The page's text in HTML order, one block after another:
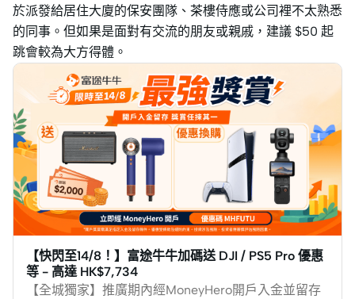
於派發給居住大廈的保安團隊、茶樓侍應或公司裡不太熟悉
的同事。但如果是面對有交流的朋友或親戚，建議 $50 起
跳會較為大方得體。
【快閃至14/8！】富途牛牛加碼送 DJI / PS5 Pro 優惠
等 - 高達 HK$7,734
【全城獨家】推廣期內經MoneyHero開戶入金並留存